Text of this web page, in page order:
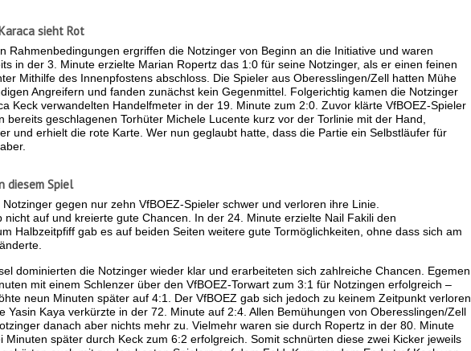
sieht Rot
Rahmenbedingungen ergriffen die Notzinger von Beginn an die Initiative und waren
in der 3. Minute erzielte Marian Ropertz das 1:0 für seine Notzinger, als er einen feinen
Mithilfe des Innenpfostens abschloss. Die Spieler aus Oberesslingen/Zell hatten Mühe
Angreifern und fanden zunächst kein Gegenmittel. Folgerichtig kamen die Notzinger
Keck verwandelten Handelfmeter in der 19. Minute zum 2:0. Zuvor klärte VfBOEZ-Spieler
bereits geschlagenen Torhüter Michele Lucente kurz vor der Torlinie mit der Hand,
und erhielt die rote Karte. Wer nun geglaubt hatte, dass die Partie ein Selbstläufer für
diesem Spiel
gegen nur zehn VfBOEZ-Spieler schwer und verloren ihre Linie.
nicht auf und kreierte gute Chancen. In der 24. Minute erzielte Nail Fakili den
Halbzeitpfiff gab es auf beiden Seiten weitere gute Tormöglichkeiten, ohne dass sich am
dominierten die Notzinger wieder klar und erarbeiteten sich zahlreiche Chancen. Egemen
mit einem Schlenzer über den VfBOEZ-Torwart zum 3:1 für Notzingen erfolgreich –
neun Minuten später auf 4:1. Der VfBOEZ gab sich jedoch zu keinem Zeitpunkt verloren
Yasin Kaya verkürzte in der 72. Minute auf 2:4. Allen Bemühungen von Oberesslingen/Zell
danach aber nichts mehr zu. Vielmehr waren sie durch Ropertz in der 80. Minute
Minuten später durch Keck zum 6:2 erfolgreich. Somit schnürten diese zwei Kicker jeweils